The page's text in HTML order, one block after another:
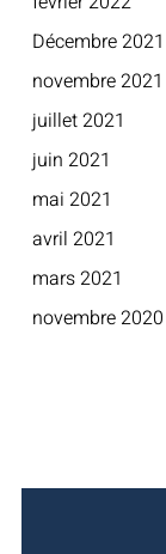
Décembre 2021
novembre 2021
juillet 2021
juin 2021
mai 2021
avril 2021
mars 2021
novembre 2020